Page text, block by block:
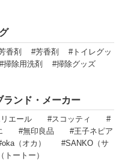
香剤 #芳香剤
#トイレグッ
#掃除用洗剤 #掃除グッズ
ランド・メーカー
エール #スコッティ
#
#無印良品
#王子ネピア
（オカ）
#SANKO（サ
トートー）